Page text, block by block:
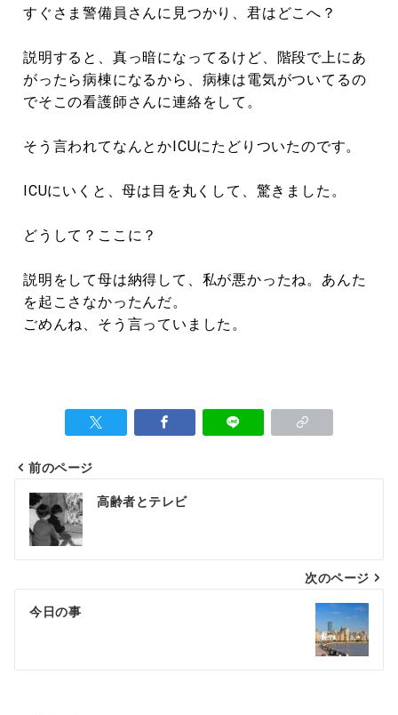
すぐさま警備員さんに見つかり、君はどこへ？
説明すると、真っ暗になってるけど、階段で上にあ
がったら病棟になるから、病棟は電気がついてるの
でそこの看護師さんに連絡をして。
そう言われてなんとかICUにたどりついたのです。
ICUにいくと、母は目を丸くして、驚きました。
どうして？ここに？
説明をして母は納得して、私が悪かったね。あんた
を起こさなかったんだ。
ごめんね、そう言っていました。
前のページ
高齢者とテレビ
次のページ
今日の事